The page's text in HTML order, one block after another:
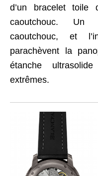
d’un bracelet
caoutchouc. Un
caoutchouc, et
parachèvent la
étanche
extrêmes.